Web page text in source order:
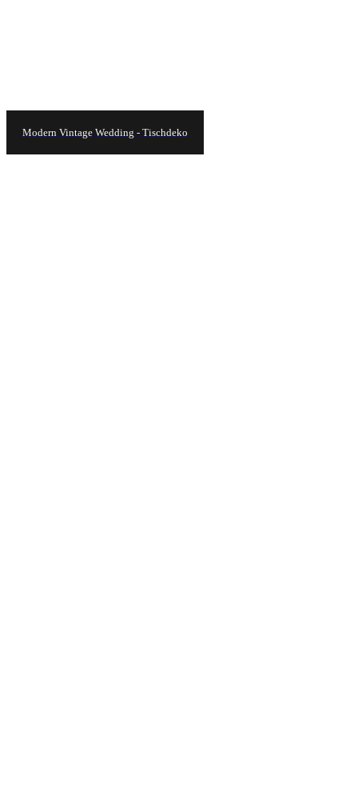
Modern Vintage Wedding - Tischdeko